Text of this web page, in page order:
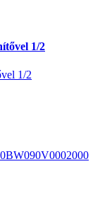
1/2
1/2